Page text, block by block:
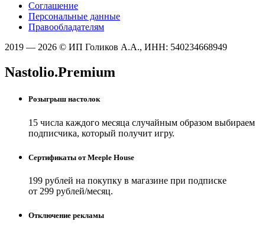
Соглашение
Персональные данные
Правообладателям
2019 — 2026 © ИП Голиков А.А., ИНН: 540234668949
Nastolio.Premium
Розыгрыш настолок
15 числа каждого месяца случайным образом выбираем
подписчика, который получит игру.
Сертификаты от Meeple House
199 рублей на покупку в магазине при подписке
от 299 рублей/месяц.
Отключение рекламы